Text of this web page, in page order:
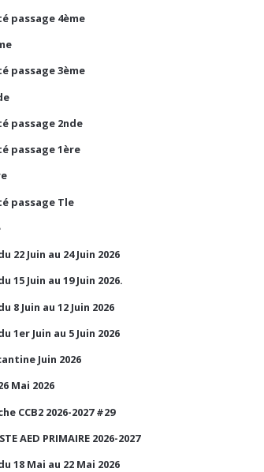
passage 4ème
passage 3ème
passage 2nde
passage 1ère
passage Tle
22 Juin au 24 Juin 2026
15 Juin au 19 Juin 2026.
8 Juin au 12 Juin 2026
1er Juin au 5 Juin 2026
Juin 2026
Mai 2026
CCB2 2026-2027 #29
AED PRIMAIRE 2026-2027
18 Mai au 22 Mai 2026